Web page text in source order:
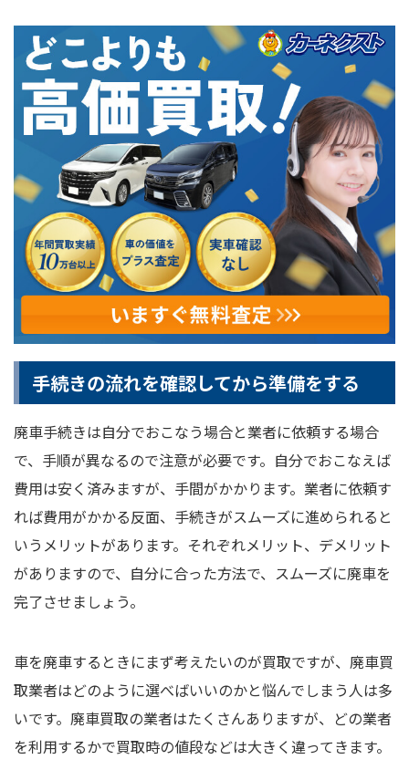
手続きの流れを確認してから準備をする
廃車手続きは自分でおこなう場合と業者に依頼する場合
で、手順が異なるので注意が必要です。自分でおこなえば
費用は安く済みますが、手間がかかります。業者に依頼す
れば費用がかかる反面、手続きがスムーズに進められると
いうメリットがあります。それぞれメリット、デメリット
がありますので、自分に合った方法で、スムーズに廃車を
完了させましょう。
車を廃車するときにまず考えたいのが買取ですが、廃車買
取業者はどのように選べばいいのかと悩んでしまう人は多
いです。廃車買取の業者はたくさんありますが、どの業者
を利用するかで買取時の値段などは大きく違ってきます。